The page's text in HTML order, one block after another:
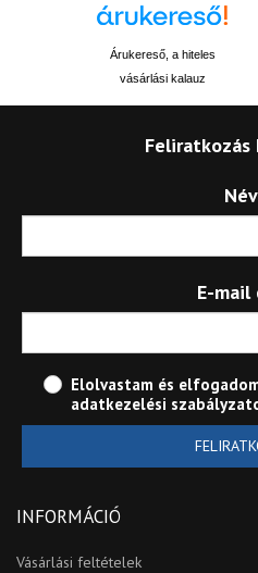
Árukereső, a hiteles
vásárlási kalauz
E-mail
Elolvastam és
adatkezelési
INFORMÁCIÓ
Vásárlási feltételek